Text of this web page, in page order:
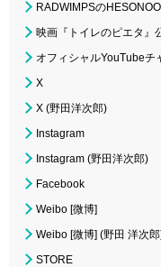
RADWIMPSの
映画『トイレのピエタ』
オフィシャルYouTubeチ
X
X (野田洋次郎)
Instagram
Instagram (野田洋次郎)
Facebook
Weibo [微博]
Weibo [微博] (野田 洋次
STORE